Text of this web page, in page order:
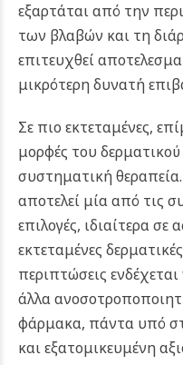
εξαρτάται από την
των βλαβών και τη
επιτευχθεί
μικρότερη δυνατή
Σε πιο εκτεταμένες,
μορφές του
συστηματική
αποτελεί μία από τις
επιλογές, ιδιαίτερα
εκτεταμένες
περιπτώσεις
άλλα
φάρμακα, πάντα υπό
και εξατομικευμένη